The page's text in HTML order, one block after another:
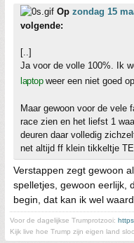
Op zondag 15
volgende:
[..]
Ja voor de volle 100%. Ik
laptopweer een niet goed
Maar gewoon voor de vele
race zien en het liefst 1
deuren daar volledig
net altijd ff klein tikkeltje
Verstappen zegt gewoon
spelletjes, gewoon eerlijk,
begin, dat kan ik wel
Voor de dagelijkse Trumprotzooi:
Kijk live hoe Trump zijn eigen land